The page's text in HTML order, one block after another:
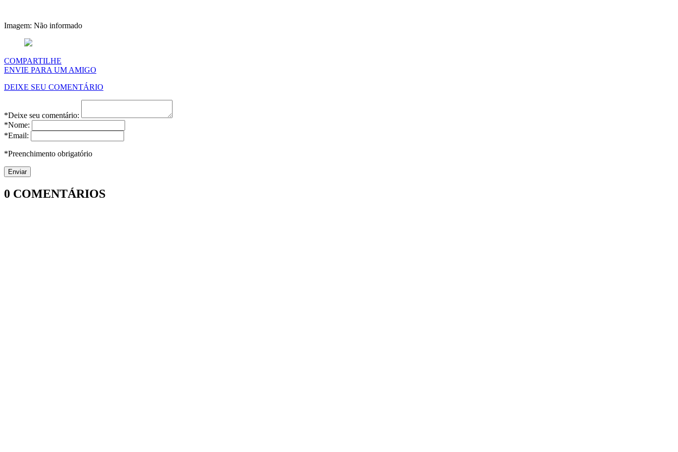
Imagem: Não informado
COMPARTILHE
ENVIE PARA UM AMIGO
DEIXE SEU COMENTÁRIO
*Deixe seu comentário:
*Nome:
*Email:
*Preenchimento obrigatório
0 COMENTÁRIOS